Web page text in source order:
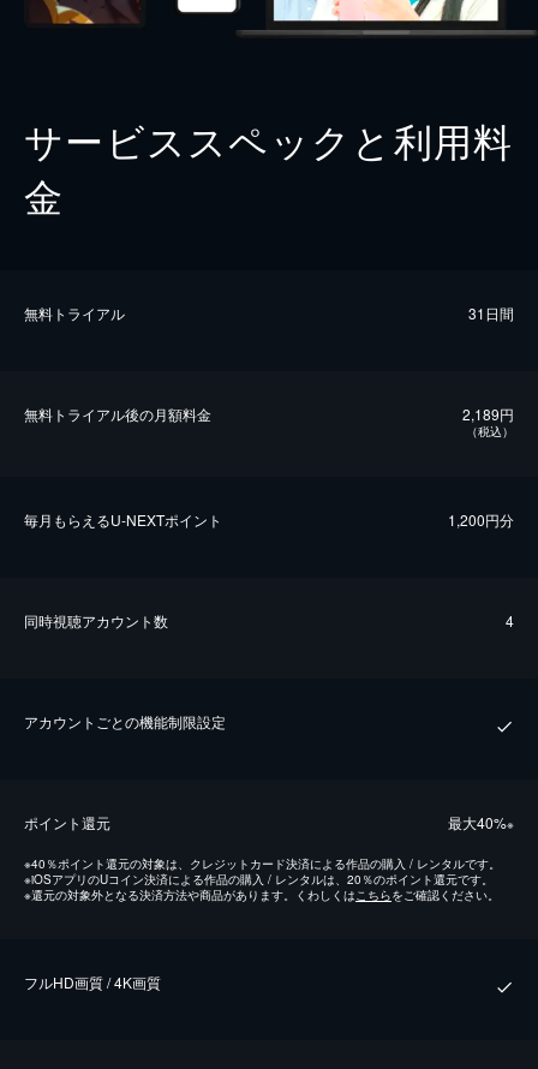
サービススペックと利用料
金
無料トライアル 31日間
無料トライアル後の⽉額料金 2,189円
（税込）
毎⽉もらえるU-NEXTポイント 1,200円分
同時視聴アカウント数 4
アカウントごとの機能制限設定
ポイント還元 最⼤40%※
※40％ポイント還元の対象は、クレジットカード決済による作品の購入 / レンタルです。
※iOSアプリのUコイン決済による作品の購入 / レンタルは、20％のポイント還元です。
※還元の対象外となる決済方法や商品があります。くわしくはこちらをご確認ください。
フルHD画質 / 4K画質